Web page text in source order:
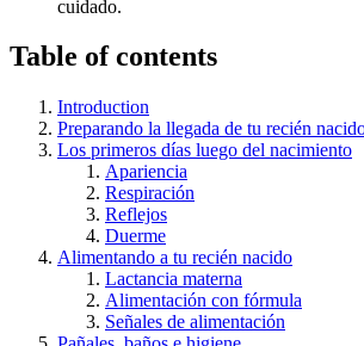
cuidado.
Table of contents
Introduction
Preparando la llegada de tu recién
Los primeros días luego del nacimiento
Apariencia
Respiración
Reflejos
Duerme
Alimentando a tu recién nacido
Lactancia materna
Alimentación con fórmula
Señales de alimentación